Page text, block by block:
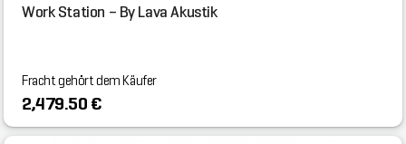
Work Station – By Lava Akustik
Fracht gehört dem Käufer
2,479.50 €